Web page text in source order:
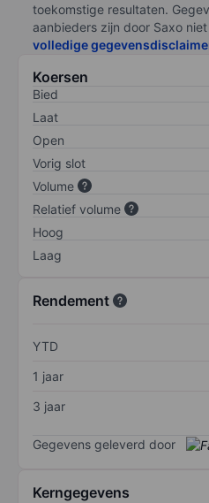
toekomstige resultaten.
aanbieders zijn door Saxo
volledige
Koersen
Bied
Laat
Open
Vorig slot
Volume
Relatief volume
Hoog
Laag
Rendement
YTD
1 jaar
3 jaar
Gegevens geleverd door
Kerngegevens